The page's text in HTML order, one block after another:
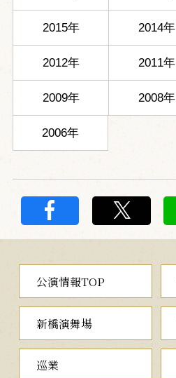
2015年 2014年
2012年 2011年
2009年 2008年
2006年
公演情報TOP
新橋演舞場
巡業